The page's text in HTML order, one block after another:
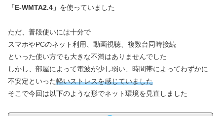
「E-WMTA2.4」 を使っていました
ただ、普段使いには十分で
スマホやPCのネット利用、動画視聴、複数台同時接続
といった使い方でも大きな不満はありませんでした
しかし、部屋によって電波が少し弱い、時間帯によってわずかに
不安定といった軽いストレスを感じていました
そこで今回は以下のような形でネット環境を見直しました